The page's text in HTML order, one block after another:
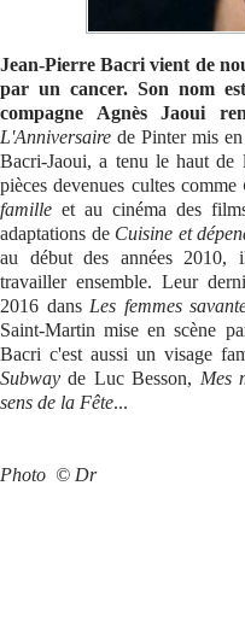
Jean-Pierre Bacri vient de
par un cancer. Son nom
compagne Agnès Jaoui
L'Anniversaire de Pinter mis
Bacri-Jaoui, a tenu le haut de
pièces devenues cultes comme
famille et au cinéma des
adaptations deCuisine et
au début des années 2010,
travailler ensemble. Leur
2016 dans Les femmes
Saint-Martin mise en scène
Bacri c'est aussi un visage
Subway de Luc Besson, Mes
sens de la Fête...
Photo © Dr